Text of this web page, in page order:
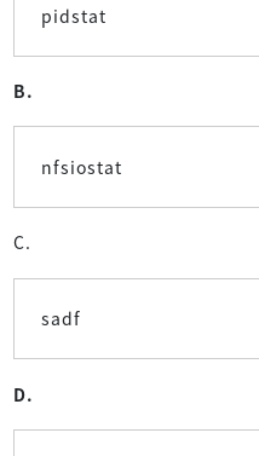
pidstat
B.
nfsiostat
C.
sadf
D.